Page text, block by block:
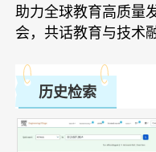
助力全球教育高质量
会，共话教育与技术
历史检索